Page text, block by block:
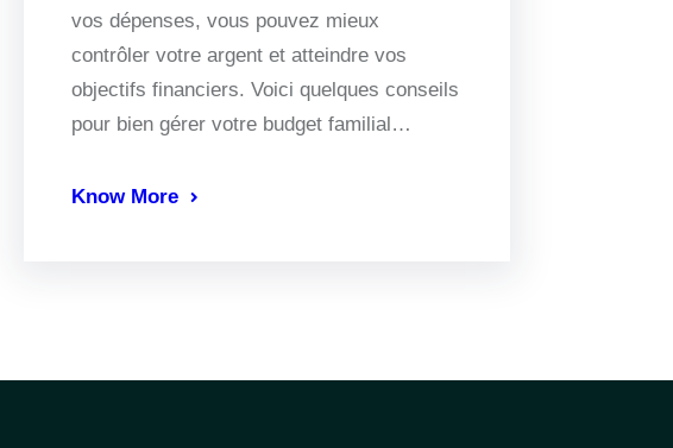
vos dépenses, vous pouvez mieux
contrôler votre argent et atteindre vos
objectifs financiers. Voici quelques conseils
pour bien gérer votre budget familial…
Know More